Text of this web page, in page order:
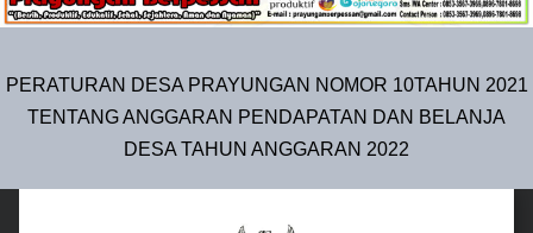
PERATURAN DESA PRAYUNGAN NOMOR 10TAHUN 2021
TENTANG ANGGARAN PENDAPATAN DAN BELANJA
DESA TAHUN ANGGARAN 2022